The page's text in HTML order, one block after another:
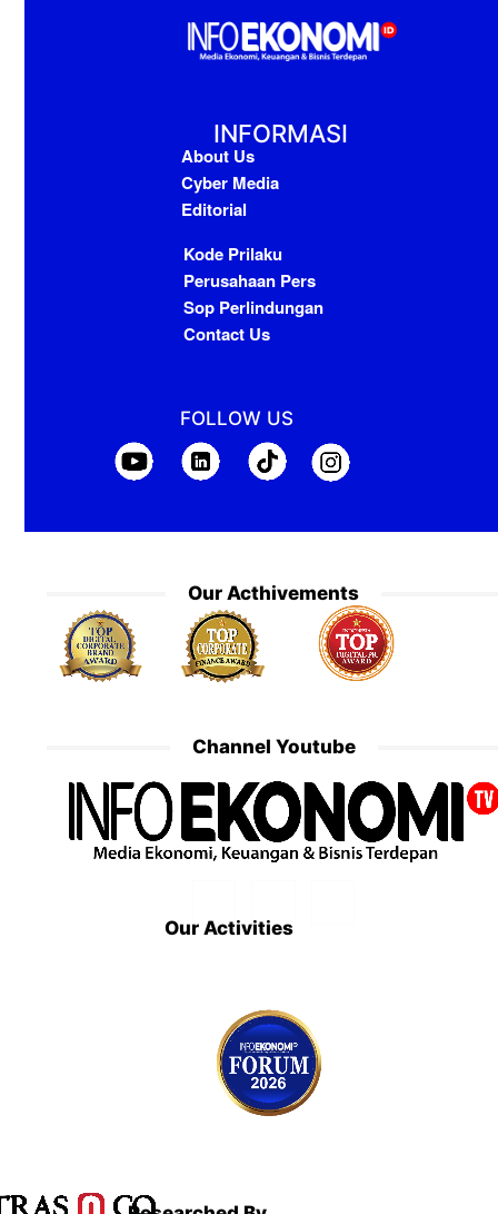
INFORMASI
About Us
Cyber Media
Editorial
Kode Prilaku
Perusahaan Pers
Sop Perlindungan
Contact Us
FOLLOW US
Our Acthivements
Channel Youtube
Our Activities